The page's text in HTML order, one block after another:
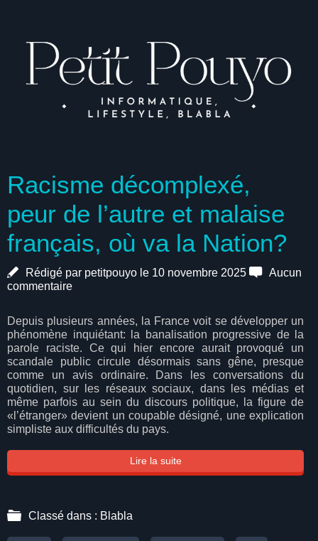
Racisme décomplexé,
peur de l’autre et malaise
français, où va la Nation?
Rédigé par petitpouyo le 10 novembre 2025
Aucun
commentaire
Depuis plusieurs années, la France voit se développer un
phénomène inquiétant: la banalisation progressive de la
parole raciste. Ce qui hier encore aurait provoqué un
scandale public circule désormais sans gêne, presque
comme un avis ordinaire. Dans les conversations du
quotidien, sur les réseaux sociaux, dans les médias et
même parfois au sein du discours politique, la figure de
«l’étranger» devient un coupable désigné, une explication
simpliste aux difficultés du pays.
Lire la suite
Classé dans : Blabla